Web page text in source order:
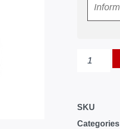
SKU
Categories